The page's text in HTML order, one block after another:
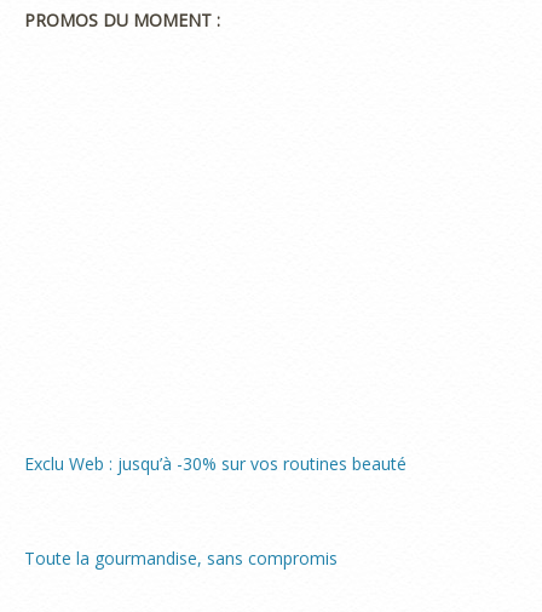
PROMOS DU MOMENT :
Exclu Web : jusqu’à -30% sur vos routines beauté
Toute la gourmandise, sans compromis